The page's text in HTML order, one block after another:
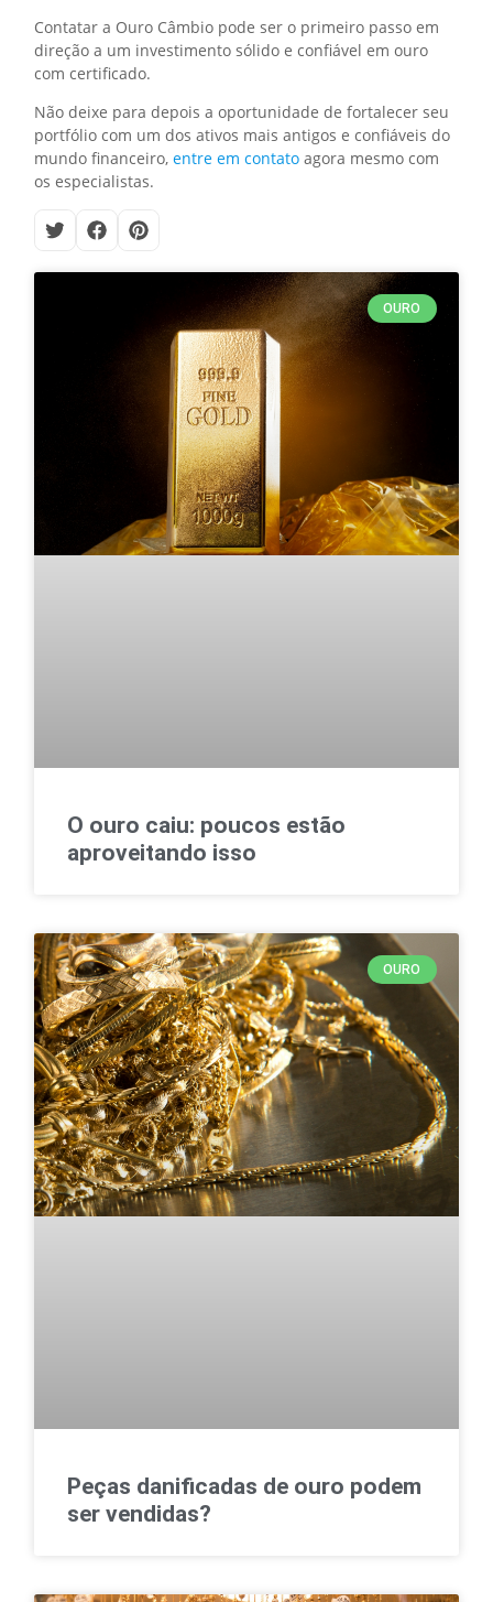
Contatar a Ouro Câmbio pode ser o primeiro passo em
direção a um investimento sólido e confiável em ouro
com certificado.
Não deixe para depois a oportunidade de fortalecer seu
portfólio com um dos ativos mais antigos e confiáveis do
mundo financeiro,entre em contato agora mesmo com
os especialistas.
OURO
O ouro caiu: poucos estão
aproveitando isso
OURO
Peças danificadas de ouro podem
ser vendidas?